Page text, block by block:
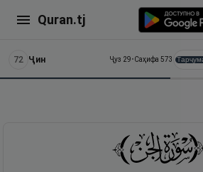
Quran.tj
72 Ҷин Ҷуз 29•Саҳифа 573